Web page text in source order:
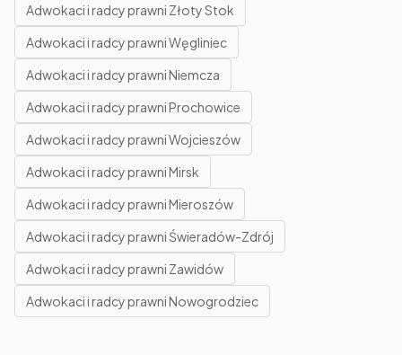
Adwokaci i radcy prawni Złoty Stok
Adwokaci i radcy prawni Węgliniec
Adwokaci i radcy prawni Niemcza
Adwokaci i radcy prawni Prochowice
Adwokaci i radcy prawni Wojcieszów
Adwokaci i radcy prawni Mirsk
Adwokaci i radcy prawni Mieroszów
Adwokaci i radcy prawni Świeradów-Zdrój
Adwokaci i radcy prawni Zawidów
Adwokaci i radcy prawni Nowogrodziec